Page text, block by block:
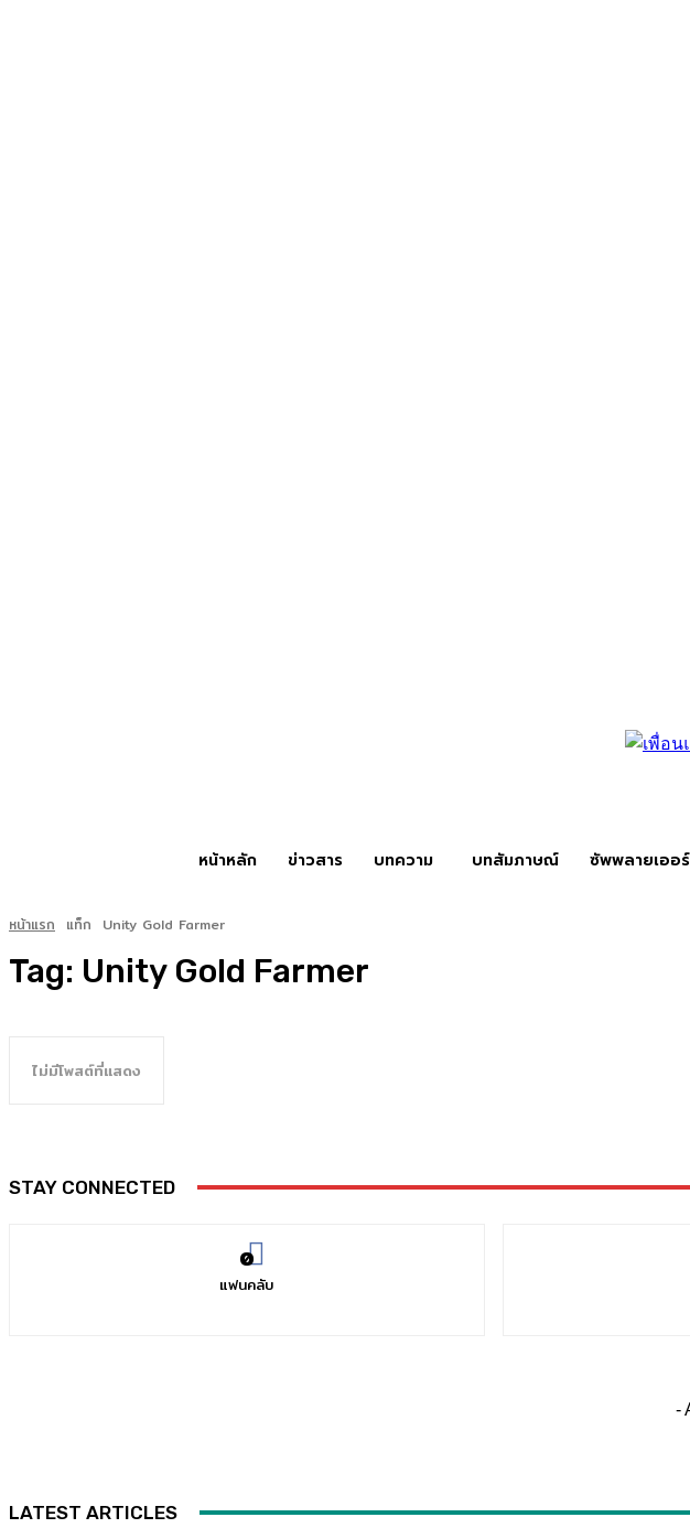
หน้าหลัก ข่าวสาร บทความ บทสัมภาษณ์ ซัพพลายเออร์
หน้าแรก แท็ก Unity Gold Farmer
Tag: Unity Gold Farmer
ไม่มีโพสต์ที่แสดง
STAY CONNECTED
0
แฟนคลับ
-
LATEST ARTICLES